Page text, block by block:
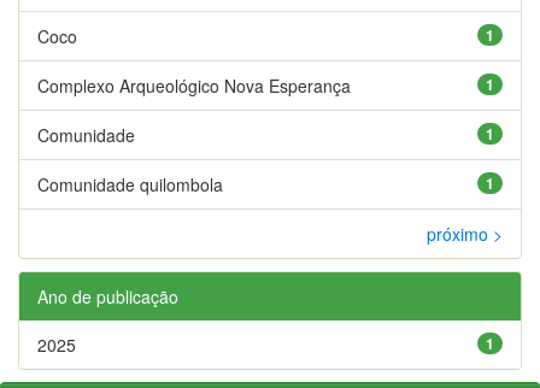
1
Coco
1
Complexo Arqueológico Nova Esperança
1
Comunidade
1
Comunidade quilombola
próximo >
Ano de publicação
1
2025